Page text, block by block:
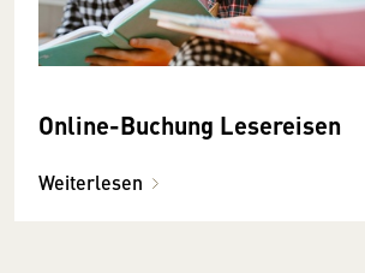
Online-Buchung Lesereisen
Weiterlesen